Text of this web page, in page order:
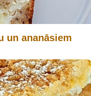
un ananāsiem